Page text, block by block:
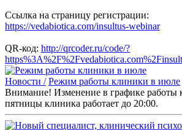
Ссылка на страницу регистрации:
https://vedabiotica.com/insultus-webinar
QR-код: http://qrcoder.ru/code/?
Новости / Режим работы клиники в июле
Внимание! Изменение в графике работы
пятницы клиника работает до 20:00.